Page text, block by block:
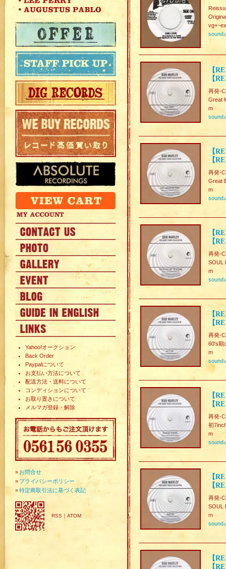
Yahoo!オークション
Back Order
Paypalについて
お支払い方法について
配送方法・送料について
コンディションについて
お取り置きについて
メルマガ登録・解除
» お問合せ
» プライバシーポリシー
»特定商取引法に基づく表記
RSS ｜ ATOM
sound♪
【
【
再発-
Great
m
sound♪
【
【
再発-
Great
m
sound♪
【
【
再発-
SOUL
m
sound♪
【
【
再発-
60's期
m
sound♪
【
【
再発-
初
m
sound♪
【
【
再発-
SOUL
m
sound♪
【
【